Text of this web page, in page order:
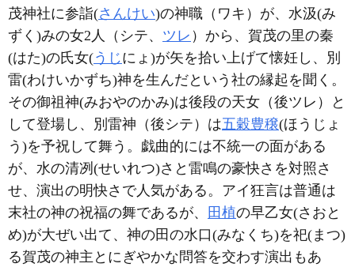
茂神社に参詣(さんけい)の神職（ワキ）が、水汲(み
ずく)みの女2人（シテ、 ツレ ）から、賀茂の里の秦
(はた)の氏女(うじにょ)が矢を拾い上げて懐妊し、別
雷(わけいかずち)神を生んだという社の縁起を聞く。
その御祖神(みおやのかみ)は後段の天女（後ツレ）と
して登場し、別雷神（後シテ）は五穀豊穣(ほうじょ
う)を予祝して舞う。戯曲的には不統一の面がある
が、水の清冽(せいれつ)さと雷鳴の豪快さを対照さ
せ、演出の明快さで人気がある。アイ狂言は普通は
末社の神の祝福の舞であるが、
田植の早乙女(さおと
め)が大ぜい出て、神の田の水口(みなくち)を祀(まつ)
る賀茂の神主とにぎやかな問答を交わす演出もあ